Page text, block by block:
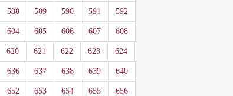
588 589 590 591 592
604 605 606 607 608
620 621 622 623 624
636 637 638 639 640
652 653 654 655 656